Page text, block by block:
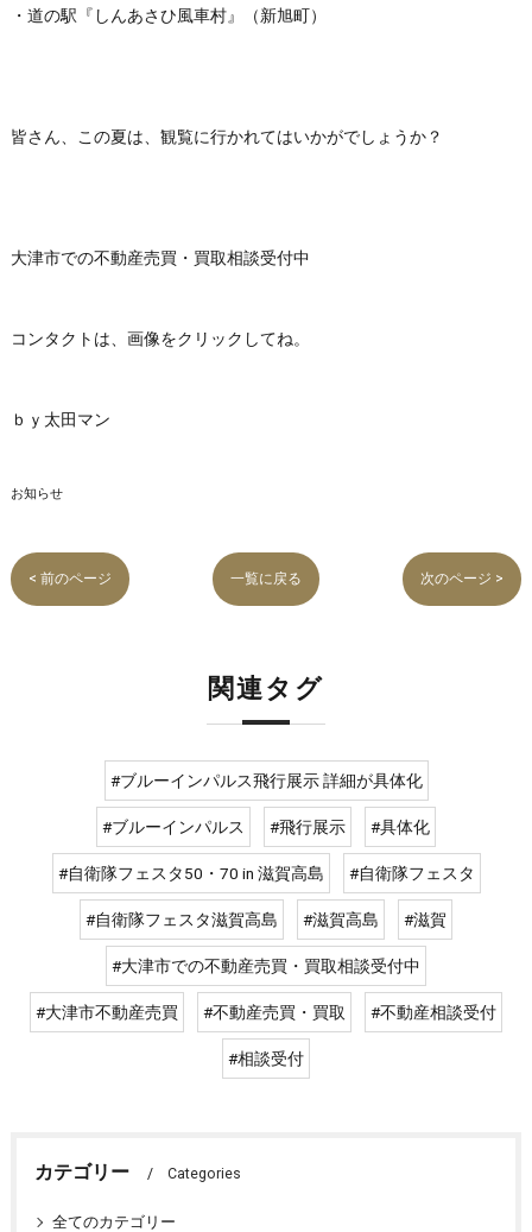
・道の駅『しんあさひ風車村』（新旭町）
皆さん、この夏は、観覧に行かれてはいかがでしょうか？
大津市での不動産売買・買取相談受付中
コンタクトは、画像をクリックしてね。
ｂｙ太田マン
お知らせ
< 前のページ 一覧に戻る 次のページ >
関連タグ
#ブルーインパルス飛行展示 詳細が具体化
#ブルーインパルス #飛行展示 #具体化
#自衛隊フェスタ50・70 in 滋賀高島 #自衛隊フェスタ
#自衛隊フェスタ滋賀高島 #滋賀高島 #滋賀
#大津市での不動産売買・買取相談受付中
#大津市不動産売買 #不動産売買・買取 #不動産相談受付
#相談受付
カテゴリー Categories
全てのカテゴリー